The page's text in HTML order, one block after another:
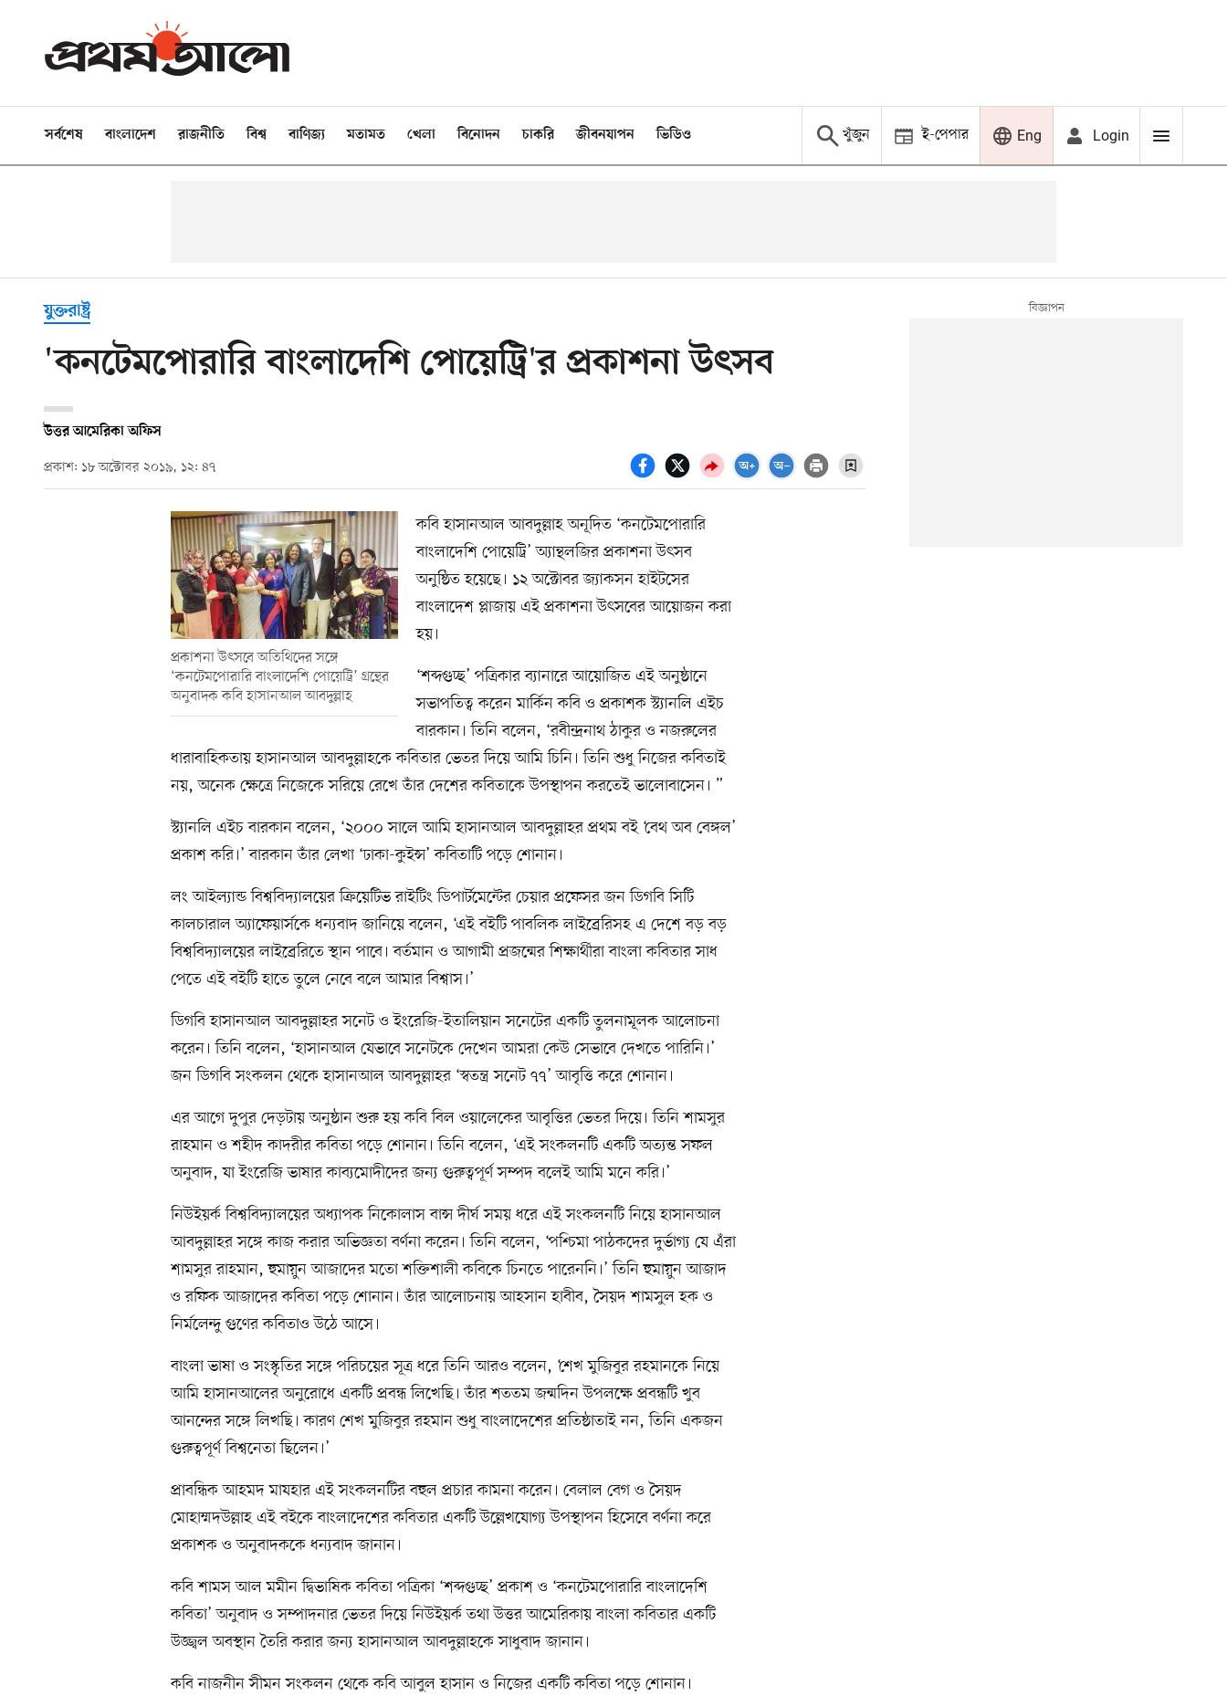
সর্বশেষ বাংলাদেশ রাজনীতি বিশ্ব বাণিজ্য মতামত খেলা বিনোদন চাকরি জীবনযাপন ভিডিও খুঁজুন ই-পেপার Eng Login
যুক্তরাষ্ট্র
'কনটেমপোরারি বাংলাদেশি পোয়েট্রি'র প্রকাশনা উৎসব
উত্তর আমেরিকা অফিস
প্রকাশ: ১৮ অক্টোবর ২০১৯, ১২: ৪৭
প্রকাশনা উৎসবে অতিথিদের সঙ্গে
‘কনটেমপোরারি বাংলাদেশি পোয়েট্রি’ গ্রন্থের
অনুবাদক কবি হাসানআল আবদুল্লাহ
কবি হাসানআল আবদুল্লাহ অনূদিত ‘কনটেমপোরারি
বাংলাদেশি পোয়েট্রি’ অ্যান্থলজির প্রকাশনা উৎসব
অনুষ্ঠিত হয়েছে। ১২ অক্টোবর জ্যাকসন হাইটসের
বাংলাদেশ প্লাজায় এই প্রকাশনা উৎসবের আয়োজন করা
হয়।
‘শব্দগুচ্ছ’ পত্রিকার ব্যানারে আয়োজিত এই অনুষ্ঠানে
সভাপতিত্ব করেন মার্কিন কবি ও প্রকাশক স্ট্যানলি এইচ
বারকান। তিনি বলেন, ‘রবীন্দ্রনাথ ঠাকুর ও নজরুলের
ধারাবাহিকতায় হাসানআল আবদুল্লাহকে কবিতার ভেতর দিয়ে আমি চিনি। তিনি শুধু নিজের কবিতাই
নয়, অনেক ক্ষেত্রে নিজেকে সরিয়ে রেখে তাঁর দেশের কবিতাকে উপস্থাপন করতেই ভালোবাসেন। ”
স্ট্যানলি এইচ বারকান বলেন, ‘২০০০ সালে আমি হাসানআল আবদুল্লাহর প্রথম বই ‘বেথ অব বেঙ্গল’
প্রকাশ করি।’ বারকান তাঁর লেখা ‘ঢাকা-কুইন্স’ কবিতাটি পড়ে শোনান।
লং আইল্যান্ড বিশ্ববিদ্যালয়ের ক্রিয়েটিভ রাইটিং ডিপার্টমেন্টের চেয়ার প্রফেসর জন ডিগবি সিটি
কালচারাল অ্যাফেয়ার্সকে ধন্যবাদ জানিয়ে বলেন, ‘এই বইটি পাবলিক লাইব্রেরিসহ এ দেশে বড় বড়
বিশ্ববিদ্যালয়ের লাইব্রেরিতে স্থান পাবে। বর্তমান ও আগামী প্রজন্মের শিক্ষার্থীরা বাংলা কবিতার সাধ
পেতে এই বইটি হাতে তুলে নেবে বলে আমার বিশ্বাস।’
ডিগবি হাসানআল আবদুল্লাহর সনেট ও ইংরেজি-ইতালিয়ান সনেটের একটি তুলনামূলক আলোচনা
করেন। তিনি বলেন, ‘হাসানআল যেভাবে সনেটকে দেখেন আমরা কেউ সেভাবে দেখতে পারিনি।’
জন ডিগবি সংকলন থেকে হাসানআল আবদুল্লাহর ‘স্বতন্ত্র সনেট ৭৭’ আবৃত্তি করে শোনান।
এর আগে দুপুর দেড়টায় অনুষ্ঠান শুরু হয় কবি বিল ওয়ালেকের আবৃত্তির ভেতর দিয়ে। তিনি শামসুর
রাহমান ও শহীদ কাদরীর কবিতা পড়ে শোনান। তিনি বলেন, ‘এই সংকলনটি একটি অত্যন্ত সফল
অনুবাদ, যা ইংরেজি ভাষার কাব্যমোদীদের জন্য গুরুত্বপূর্ণ সম্পদ বলেই আমি মনে করি।’
নিউইয়র্ক বিশ্ববিদ্যালয়ের অধ্যাপক নিকোলাস বান্স দীর্ঘ সময় ধরে এই সংকলনটি নিয়ে হাসানআল
আবদুল্লাহর সঙ্গে কাজ করার অভিজ্ঞতা বর্ণনা করেন। তিনি বলেন, ‘পশ্চিমা পাঠকদের দুর্ভাগ্য যে এঁরা
শামসুর রাহমান, হুমায়ুন আজাদের মতো শক্তিশালী কবিকে চিনতে পারেননি।’ তিনি হুমায়ুন আজাদ
ও রফিক আজাদের কবিতা পড়ে শোনান। তাঁর আলোচনায় আহসান হাবীব, সৈয়দ শামসুল হক ও
নির্মলেন্দু গুণের কবিতাও উঠে আসে।
বাংলা ভাষা ও সংস্কৃতির সঙ্গে পরিচয়ের সূত্র ধরে তিনি আরও বলেন, ‘শেখ মুজিবুর রহমানকে নিয়ে
আমি হাসানআলের অনুরোধে একটি প্রবন্ধ লিখেছি। তাঁর শততম জন্মদিন উপলক্ষে প্রবন্ধটি খুব
আনন্দের সঙ্গে লিখছি। কারণ শেখ মুজিবুর রহমান শুধু বাংলাদেশের প্রতিষ্ঠাতাই নন, তিনি একজন
গুরুত্বপূর্ণ বিশ্বনেতা ছিলেন।’
প্রাবন্ধিক আহমদ মাযহার এই সংকলনটির বহুল প্রচার কামনা করেন। বেলাল বেগ ও সৈয়দ
মোহাম্মদউল্লাহ এই বইকে বাংলাদেশের কবিতার একটি উল্লেখযোগ্য উপস্থাপন হিসেবে বর্ণনা করে
প্রকাশক ও অনুবাদককে ধন্যবাদ জানান।
কবি শামস আল মমীন দ্বিভাষিক কবিতা পত্রিকা ‘শব্দগুচ্ছ’ প্রকাশ ও ‘কনটেমপোরারি বাংলাদেশি
কবিতা’ অনুবাদ ও সম্পাদনার ভেতর দিয়ে নিউইয়র্ক তথা উত্তর আমেরিকায় বাংলা কবিতার একটি
উজ্জ্বল অবস্থান তৈরি করার জন্য হাসানআল আবদুল্লাহকে সাধুবাদ জানান।
কবি নাজনীন সীমন সংকলন থেকে কবি আবুল হাসান ও নিজের একটি কবিতা পড়ে শোনান।